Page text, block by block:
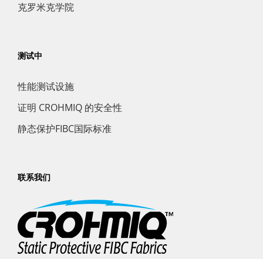
克罗米克学院
测试中
性能测试设施
证明 CROHMIQ 的安全性
静态保护FIBC国际标准
联系我们